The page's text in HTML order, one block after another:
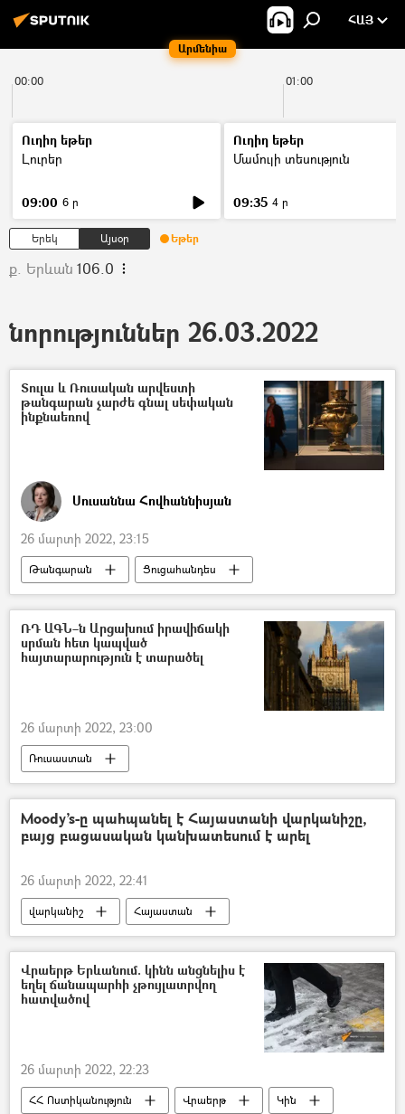
Արմենիա
ՀԱՅ
00:00 01:00
Ուղիղ եթեր
Լուրեր
09:00 6 ր
Ուղիղ եթեր
Մամուլի տեսություն
09:35 4 ր
Երեկ Այսօր Եթեր
ք. Երևան 106.0
նորություններ 26.03.2022
Տուլա և Ռուսական արվեստի
թանգարան չարժե գնալ սեփական
ինքնաեռով
Սուսաննա Հովհաննիսյան
26 մարտի 2022, 23:15
Թանգարան
Ցուցահանդես
Ինքնաեռ
Արվեստ
ՌԴ ԱԳՆ–ն Արցախում իրավիճակի
սրման հետ կապված
հայտարարություն է տարածել
26 մարտի 2022, 23:00
Ռուսաստան
Արտաքին գործերի նախարարություն (ԱԳՆ)
Եռակողմ հայտարարություն
Արցախ
Փառուխ
Ադրբեջան
Moody’s-ը պահպանել է Հայաստանի վարկանիշը,
բայց բացասական կանխատեսում է արել
26 մարտի 2022, 22:41
վարկանիշ
Հայաստան
Տնտեսություն
Վրաերթ Երևանում. կինն անցնելիս է
եղել ճանապարհի չթույլատրվող
հատվածով
26 մարտի 2022, 22:23
ՀՀ Ոստիկանություն Վրաերթ
Կին